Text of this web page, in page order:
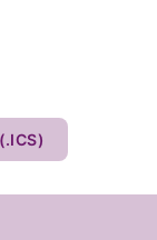
其他日历 (.ICS)